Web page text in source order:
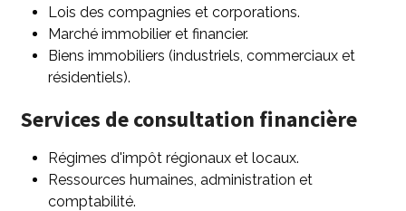
Lois des compagnies et corporations.
Marché immobilier et financier.
Biens immobiliers (industriels, commerciaux et
résidentiels).
Services de consultation financière
Régimes d'impôt régionaux et locaux.
Ressources humaines, administration et
comptabilité.